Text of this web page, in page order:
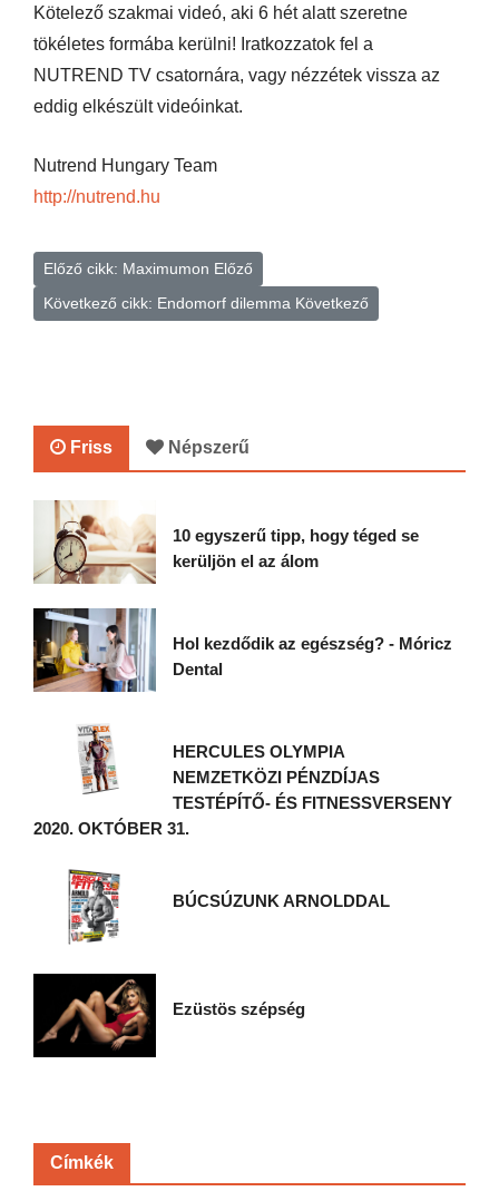
Kötelező szakmai videó, aki 6 hét alatt szeretne
tökéletes formába kerülni! Iratkozzatok fel a
NUTREND TV csatornára, vagy nézzétek vissza az
eddig elkészült videóinkat.
Nutrend Hungary Team
http://nutrend.hu
Előző cikk: Maximumon Előző
Következő cikk: Endomorf dilemma Következő
Friss Népszerű
10 egyszerű tipp, hogy téged se
kerüljön el az álom
Hol kezdődik az egészség? - Móricz
Dental
HERCULES OLYMPIA
NEMZETKÖZI PÉNZDÍJAS
TESTÉPÍTŐ- ÉS FITNESSVERSENY
2020. OKTÓBER 31.
BÚCSÚZUNK ARNOLDDAL
Ezüstös szépség
Címkék